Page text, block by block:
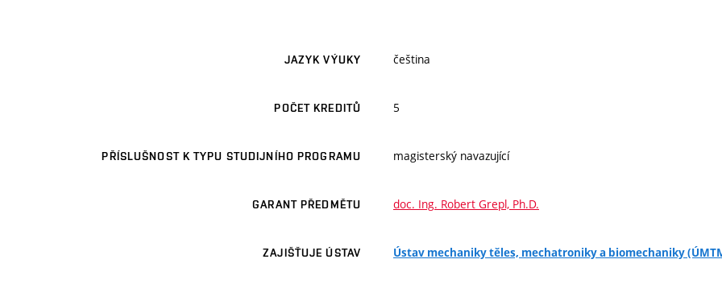
JAZYK VÝUKY čeština
POČET KREDITŮ 5
PŘÍSLUŠNOST K TYPU STUDIJNÍHO PROGRAMU magisterský navazující
GARANT PŘEDMĚTU doc. Ing. Robert Grepl, Ph.D.
ZAJIŠŤUJE ÚSTAV Ústav mechaniky těles, mechatroniky a biomechaniky